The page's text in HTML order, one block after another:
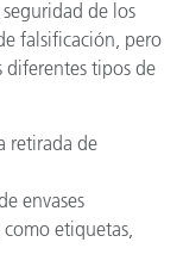
de los
falsificación, pero
diferentes tipos de
retirada de
envases
etiquetas,